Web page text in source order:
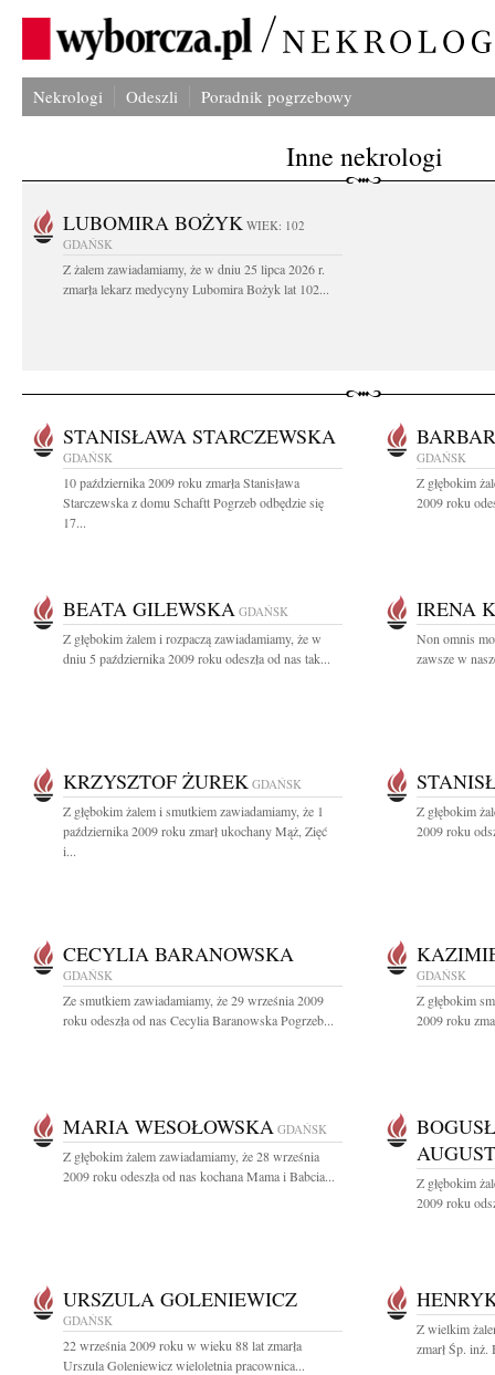
Nekrologi Odeszli Poradnik pogrzebowy
Inne nekrologi
LUBOMIRA BOŻYK WIEK: 102
GDAŃSK
Z żalem zawiadamiamy, że w dniu 25 lipca 2026 r.
zmarła lekarz medycyny Lubomira Bożyk lat 102...
STANISŁAWA STARCZEWSKA
GDAŃSK
10 października 2009 roku zmarła Stanisława
Starczewska z domu Schaftt Pogrzeb odbędzie się
17...
GDAŃSK
Z głębokim
2009 roku
BEATA GILEWSKA GDAŃSK
Z głębokim żalem i rozpaczą zawiadamiamy, że w
dniu 5 października 2009 roku odeszła od nas tak...
IRENA
Non omnis
zawsze w
KRZYSZTOF ŻUREK GDAŃSK
Z głębokim żalem i smutkiem zawiadamiamy, że 1
października 2009 roku zmarł ukochany Mąż, Zięć
i...
Z głębokim
2009 roku
CECYLIA BARANOWSKA
GDAŃSK
Ze smutkiem zawiadamiamy, że 29 września 2009
roku odeszła od nas Cecylia Baranowska Pogrzeb...
GDAŃSK
Z głębokim
2009 roku
MARIA WESOŁOWSKA GDAŃSK
Z głębokim żalem zawiadamiamy, że 28 września
2009 roku odeszła od nas kochana Mama i Babcia...
Z głębokim
2009 roku
URSZULA GOLENIEWICZ
GDAŃSK
22 września 2009 roku w wieku 88 lat zmarła
Urszula Goleniewicz wieloletnia pracownica...
Z wielkim
zmarł Śp.